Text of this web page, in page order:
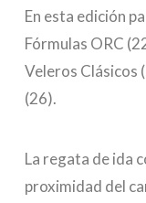
En esta edición
Fórmulas ORC
Veleros Clásicos
(26).
La regata de ida
proximidad del